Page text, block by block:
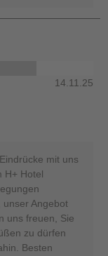
14.11.25
mit uns
H+ Hotel
Angebot
uns freuen, Sie
zu dürfen
Besten